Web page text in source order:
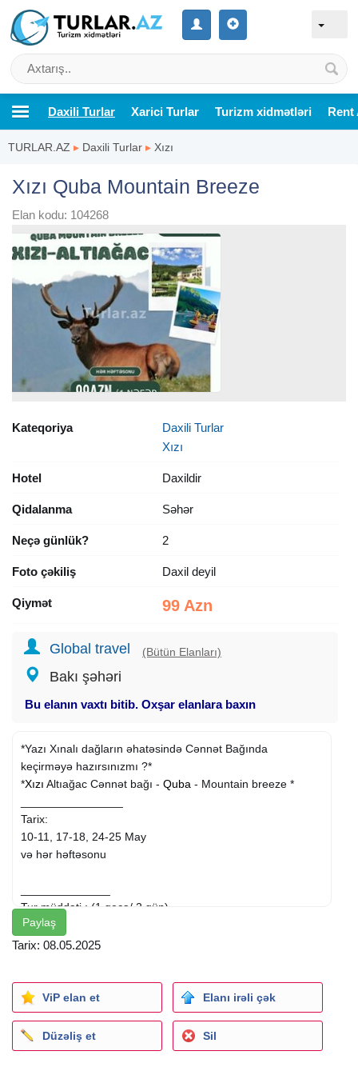
Daxili Turlar Xarici Turlar Turizm xidmətləri Rent
TURLAR.AZ ▸ Daxili Turlar ▸ Xızı
Xızı Quba Mountain Breeze
Elan kodu: 104268
Kateqoriya
Daxili Turlar
Xızı
Hotel Daxildir
Qidalanma Səhər
Neçə günlük? 2
Foto çəkiliş Daxil deyil
Qiymət 99 Azn
Global travel (Bütün Elanları)
Bakı şəhəri
Bu elanın vaxtı bitib. Oxşar elanlara baxın
*Yazı Xınalı dağların əhatəsində Cənnət Bağında
keçirməyə hazırsınızmı ?*
*Xızı Altıağac Cənnət bağı - Quba - Mountain breeze *
Tarix:
10-11, 17-18, 24-25 May
və hər həftəsonu
Tur müddəti : (1 gecə/ 2 gün)
Turun Qiyməti:
• KOTEC -99 AZN
--
Qiymətə daxildir
Vip Nəqliyyat
Təcrübəli Tur rəhbəri
Paylaş
Tarix: 08.05.2025
ViP elan et Elanı irəli çək
Düzəliş et Sil